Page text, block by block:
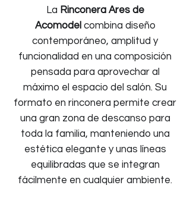
La Rinconera Ares de
Acomodel combina diseño
contemporáneo, amplitud y
funcionalidad en una composición
pensada para aprovechar al
máximo el espacio del salón. Su
formato en rinconera permite crear
una gran zona de descanso para
toda la familia, manteniendo una
estética elegante y unas líneas
equilibradas que se integran
fácilmente en cualquier ambiente.